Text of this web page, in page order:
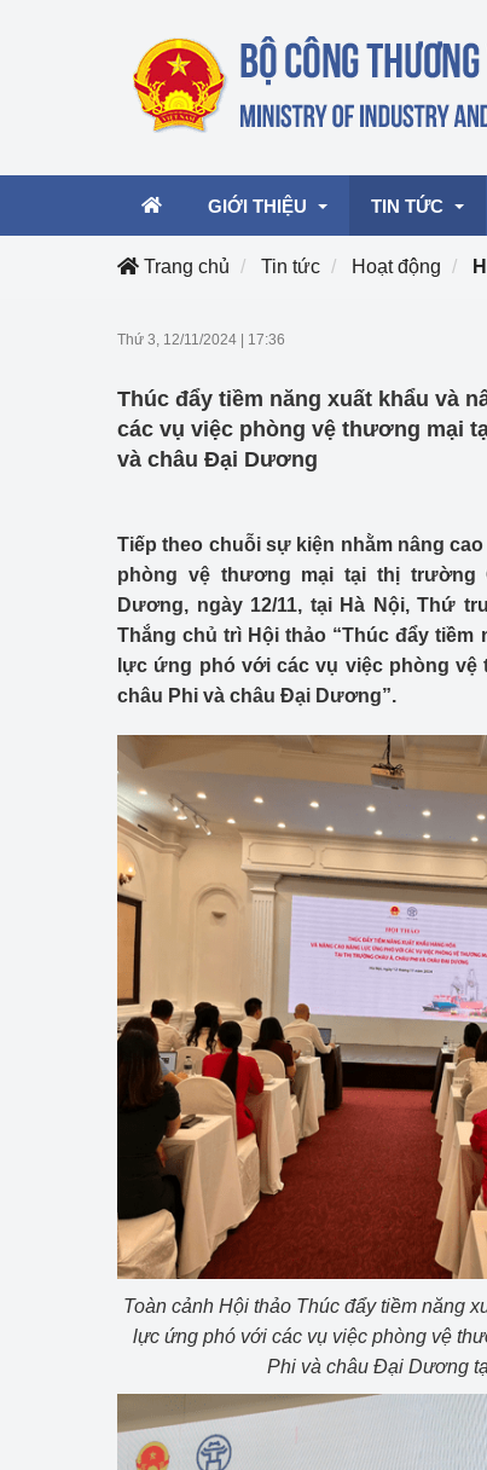
GIỚI THIỆU
Cơ cấu tổ chức
TIN TỨC
mại, Dịch vụ
Công Thương
Chuyển đổi số
Lịch sử phát
Bản tin Thị
Phát triển
Phát triển
Tổ chức kiểm
Văn hóa
Tái cơ cấu
Quản lý thị
Sử dụng
hiệu quả
Khoa học,
tạo
Thông báo
Bảo vệ môi
Bảo vệ nền
Doanh
Xúc tiến
Trang chủ Tin tức Hoạt động
Thứ 3, 12/11/2024 17:36
Thúc đẩy tiềm năng xuất khẩu và
các vụ việc phòng vệ thương mại
và châu Đại Dương
Tiếp theo chuỗi sự kiện nhằm nâng
phòng vệ thương mại tại thị trường
Dương, ngày 12/11, tại Hà Nội, Thứ
Thắng chủ trì Hội thảo “Thúc đẩy tiềm
lực ứng phó với các vụ việc phòng
châu Phi và châu Đại Dương”.
Toàn cảnh Hội thảo Thúc đẩy tiềm năng
lực ứng phó với các vụ việc phòng vệ
Phi và châu Đại Dương